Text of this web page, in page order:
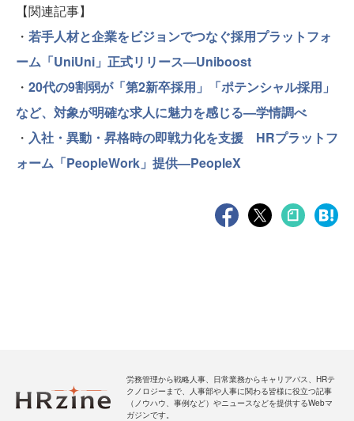
【関連記事】
・ 若手人材と企業をビジョンでつなぐ採用プラットフォ
ーム「UniUni」正式リリース—Uniboost
・ 20代の9割弱が「第2新卒採用」「ポテンシャル採用」
など、対象が明確な求人に魅力を感じる—学情調べ
・ 入社・異動・昇格時の即戦力化を支援 HRプラットフ
ォーム「PeopleWork」提供—PeopleX
労務管理から戦略人事、日常業務からキャリアパス、HRテ
クノロジーまで、人事部や人事に関わる皆様に役立つ記事
（ノウハウ、事例など）やニュースなどを提供するWebマ
ガジンです。